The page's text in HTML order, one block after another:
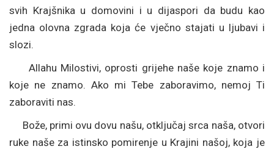
svih Krajšnika u domovini i u dijaspori da budu kao
jedna olovna zgrada koja će vječno stajati u ljubavi i
slozi.
Allahu Milostivi, oprosti grijehe naše koje znamo i
koje ne znamo. Ako mi Tebe zaboravimo, nemoj Ti
zaboraviti nas.
Bože, primi ovu dovu našu, otključaj srca naša, otvori
ruke naše za istinsko pomirenje u Krajini našoj, koja je